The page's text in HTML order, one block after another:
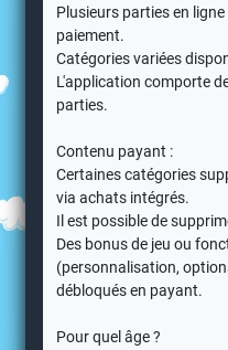
Plusieurs parties en
paiement.
Catégories variées
L'application comporte
parties.
Contenu payant :
Certaines catégories
via achats intégrés.
Il est possible de
Des bonus de jeu ou
(personnalisation,
débloqués en payant.
Pour quel âge ?